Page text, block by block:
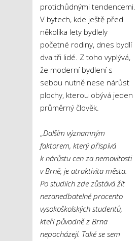
protichůdnými tendencemi.
V bytech, kde ještě před
několika lety bydlely
početné rodiny, dnes bydlí
dva tři lidé. Z toho vyplývá,
že moderní bydlení s
sebou nutně nese nárůst
plochy, kterou obývá jeden
průměrný člověk.
„Dalším významným
faktorem, který přispívá
k nárůstu cen za nemovitosti
v Brně, je atraktivita města.
Po studiích zde zůstává žít
nezanedbatelné procento
vysokoškolských studentů,
kteří původně z Brna
nepocházejí. Také se sem